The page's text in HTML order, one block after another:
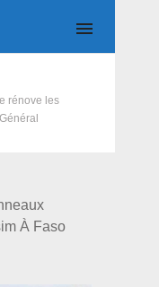
rénove les
À Faso